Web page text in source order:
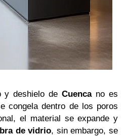
y deshielo deCuencano es
congela dentro de los poros
el material se expande y
de vidrio, sin embargo, se